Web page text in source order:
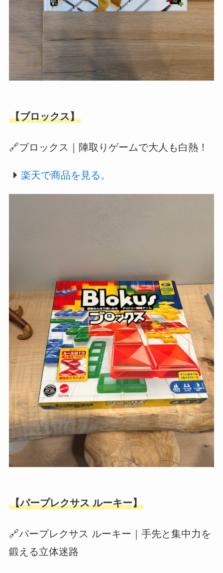
【ブロックス】
🔗ブロックス｜陣取りゲームで大人も白熱！
楽天で商品を見る。
【パープレクサス ルーキー】
🔗パープレクサス ルーキー｜手先と集中力を
鍛える立体迷路